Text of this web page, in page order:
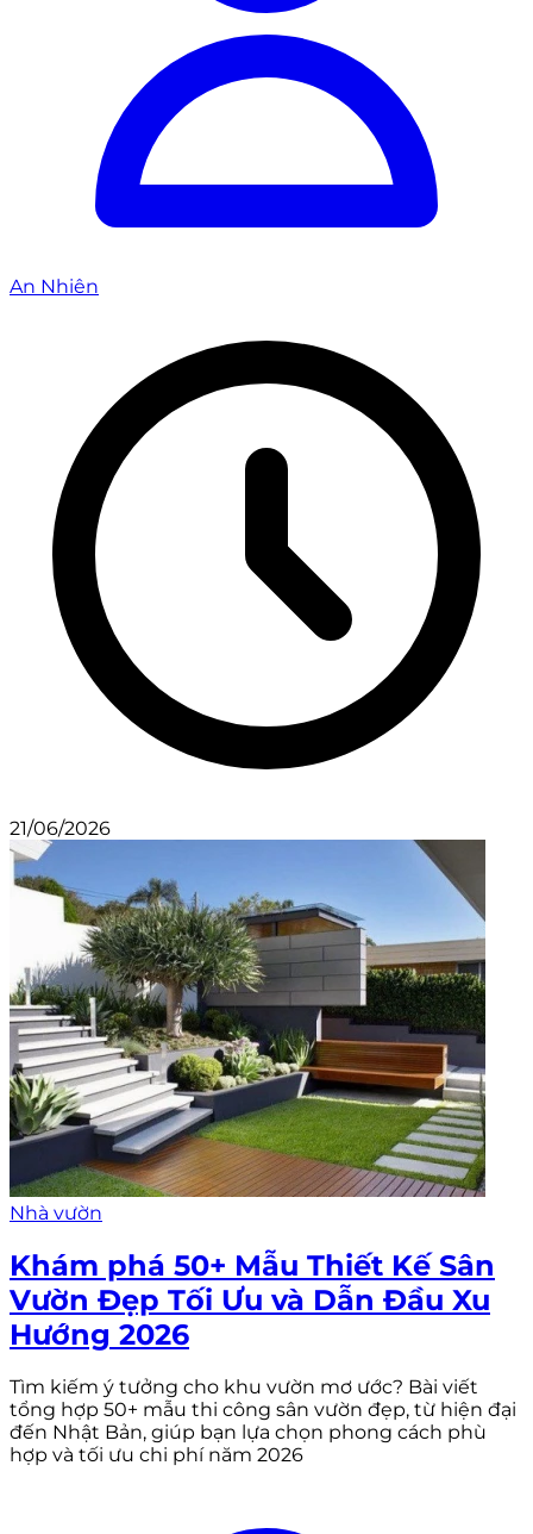
An Nhiên
21/06/2026
Nhà vườn
Khám phá 50+ Mẫu Thiết Kế Sân
Vườn Đẹp Tối Ưu và Dẫn Đầu Xu
Hướng 2026
Tìm kiếm ý tưởng cho khu vườn mơ ước? Bài viết
tổng hợp 50+ mẫu thi công sân vườn đẹp, từ hiện đại
đến Nhật Bản, giúp bạn lựa chọn phong cách phù
hợp và tối ưu chi phí năm 2026